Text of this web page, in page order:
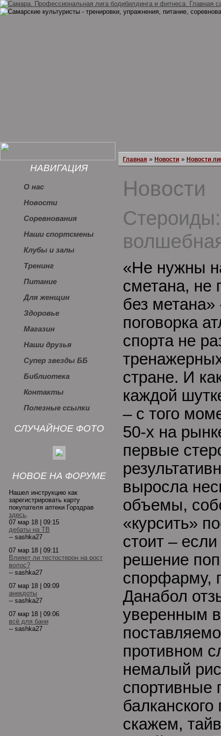
НАВИГАЦИЯ
О нас
Новости
Соревнования
Наши спортсмены
Клубы и залы
Тренинг
Питание
Для женщин
Здоровье
Магазин
Наши друзья
Супер звезды ББ
Библиотека
Контакты
Полезные ссылки
СЛУЧАЙНОЕ ФОТО
НОВОЕ НА ФОРУМЕ
Нашел инструкцию как
зарегистрировать карту
покупателя аптеки Горздрав
здесь.
07 мар 18 | 09:15
дебаты на ТВ
-- sashka27
07 мар 18 | 09:11
Влияет ли тестостерон на рост
волос?
-- sashka27
07 мар 18 | 09:09
анекдоты
-- sashka27
07 мар 18 | 09:06
всё для бани
-- sashka27
Главная » Новости » Новости
Новости
«Не нужны
сметана, не
без метана»
поговорка
спорта не
стране. И
каждой
– с того
50-х на
первые
выросла
объемы,
«курсить»
стоит –
решение
спорфарму,
Данабол
уверенным
противном
немалый
спортивные
скажем,